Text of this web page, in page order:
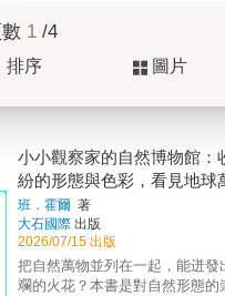
1 /4
排序 圖片
小小觀察家的自然博物館：
紛的形態與色彩，看見地球
班．霍爾 著
大石國際 出版
2026/07/15 出版
把自然萬物並列在一起，能迸發
斕的火花？本書是對自然形態的